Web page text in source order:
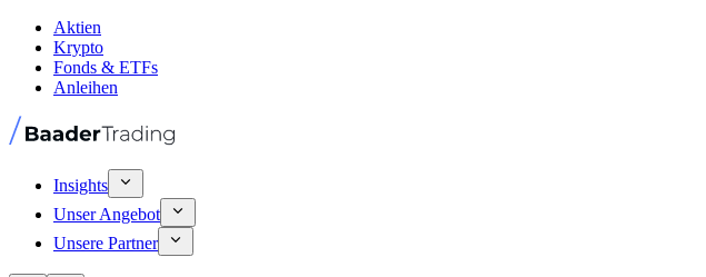
Aktien
Krypto
Fonds & ETFs
Anleihen
Insights
Unser Angebot
Unsere Partner